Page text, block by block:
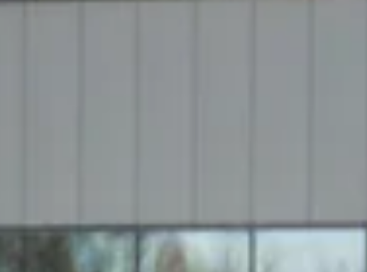
φόρτισης στον χώρο σας, προσελκύετε νέους επισκέπτες και
EV παραμένουν περισσότερο στον χώρο σας, αυξάνοντας την
πιο σύγχρονη και ελκυστική για επισκέπτες, συνεργάτες και